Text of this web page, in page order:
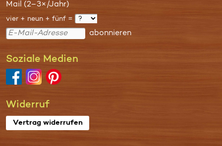
Mail (2–3×/Jahr)
vier + neun + fünf =
abonnieren
Soziale Medien
Widerruf
Vertrag widerrufen